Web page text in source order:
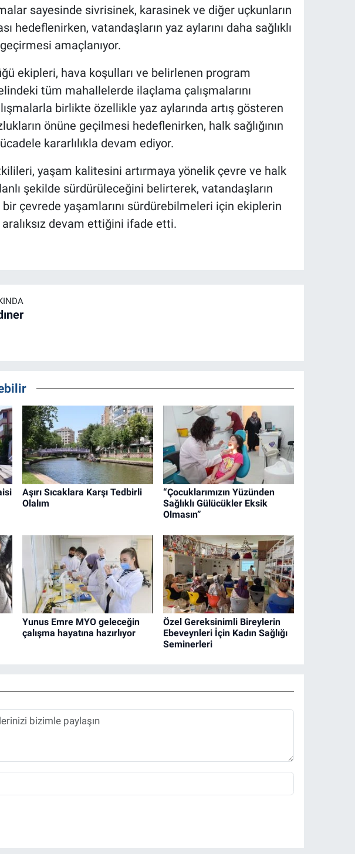
sayesinde sivrisinek, karasinek ve diğer uçkunların
hedeflenirken, vatandaşların yaz aylarını daha sağlıklı
amaçlanıyor.
ekipleri, hava koşulları ve belirlenen program
tüm mahallelerde ilaçlama çalışmalarını
birlikte özellikle yaz aylarında artış gösteren
önüne geçilmesi hedeflenirken, halk sağlığının
kararlılıkla devam ediyor.
yaşam kalitesini artırmaya yönelik çevre ve halk
şekilde sürdürüleceğini belirterek, vatandaşların
bir çevrede yaşamlarını sürdürebilmeleri için ekiplerin
devam ettiğini ifade etti.
Aşırı Sıcaklara Karşı Tedbirli
Olalım
“Çocuklarımızın Yüzünden
Sağlıklı Gülücükler Eksik
Olmasın”
Yunus Emre MYO geleceğin
çalışma hayatına hazırlıyor
Özel Gereksinimli Bireylerin
Ebeveynleri İçin Kadın Sağlığı
Seminerleri